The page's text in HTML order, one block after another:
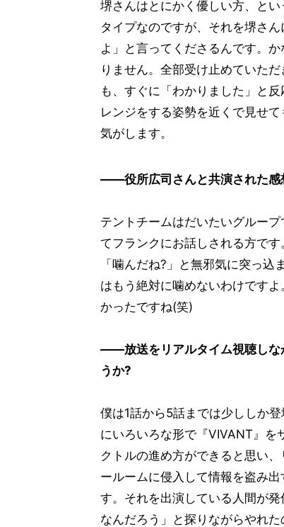
堺さんはとにかく優しい方、と
タイプなのですが、それを堺さ
よ」と言ってくださるんです。
りません。全部受け止めていた
も、すぐに「わかりました」と
レンジをする姿勢を近くで見せ
気がします。
――役所広司さんと共演された感
テントチームはだいたいグルー
てフランクにお話しされる方で
「噛んだね?」と無邪気に突っ
はもう絶対に噛めないわけです
かったですね(笑)
――放送をリアルタイム視聴しな
うか?
僕は1話から5話までは少ししか
にいろいろな形で『VIVANT』を
クトルの進め方ができると思い
ールームに侵入して情報を盗み
す。それを出演している人間が
なんだろう」と探りながらやれ